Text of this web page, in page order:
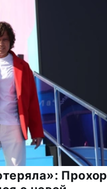
Прохор